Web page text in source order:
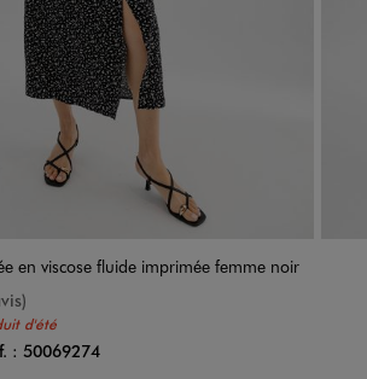
en viscose fluide imprimée femme noir
d'été
: 50069274